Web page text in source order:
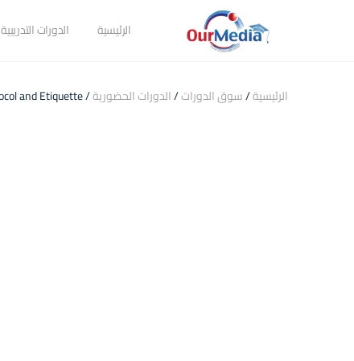
الرئيسية الدورات التدريبية
الرئيسية/سوق الدورات/الدورات الحضورية/ Protocol and Etiquette